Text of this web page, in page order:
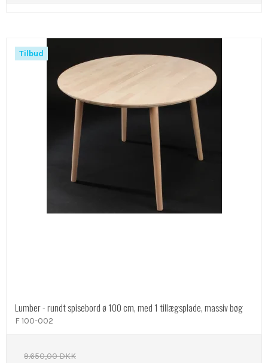
Tilbud
Lumber - rundt spisebord ø 100 cm, med 1 tillægsplade, massiv bøg
F 100-002
9.650,00 DKK